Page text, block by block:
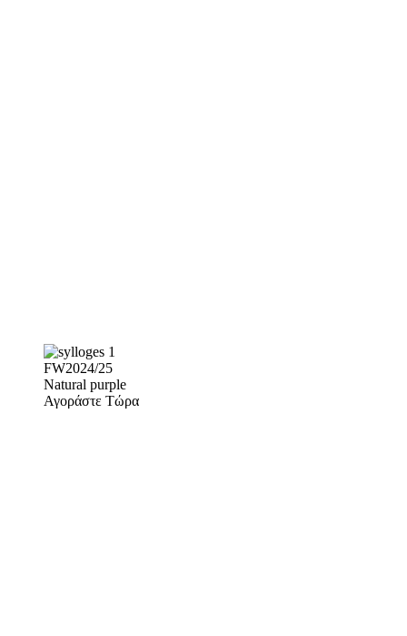
FW2024/25
Natural purple
Αγοράστε Τώρα